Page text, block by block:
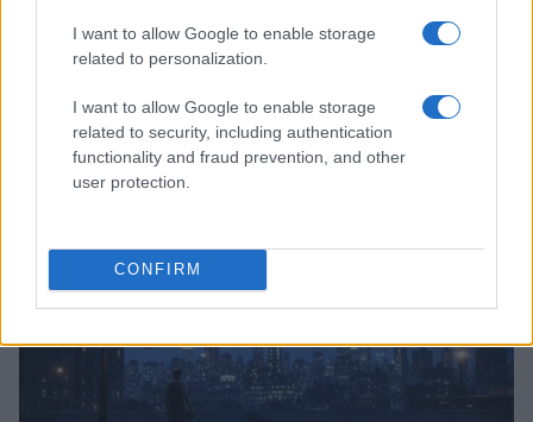
I want to allow Google to enable storage
related to personalization.
I want to allow Google to enable storage
related to security, including authentication
functionality and fraud prevention, and other
user protection.
CONFIRM
Continua a leggere